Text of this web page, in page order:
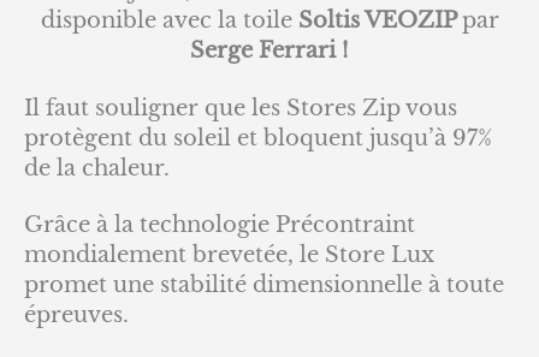
avec
toile
!
disponible avec la toile Soltis VEOZIPpar
Serge Ferrari !
Il faut souligner que les Stores Zip vous
protègent du soleil et bloquent jusqu’à 97%
de la chaleur.
Grâce à la technologie Précontraint
mondialement brevetée, le Store Lux
promet une stabilité dimensionnelle à toute
épreuves.